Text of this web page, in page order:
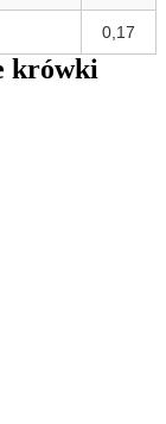
0,17
krówki